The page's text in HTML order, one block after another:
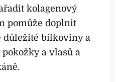
kolagenový
pomůže doplnit
důležité bílkoviny a
a vlasů a